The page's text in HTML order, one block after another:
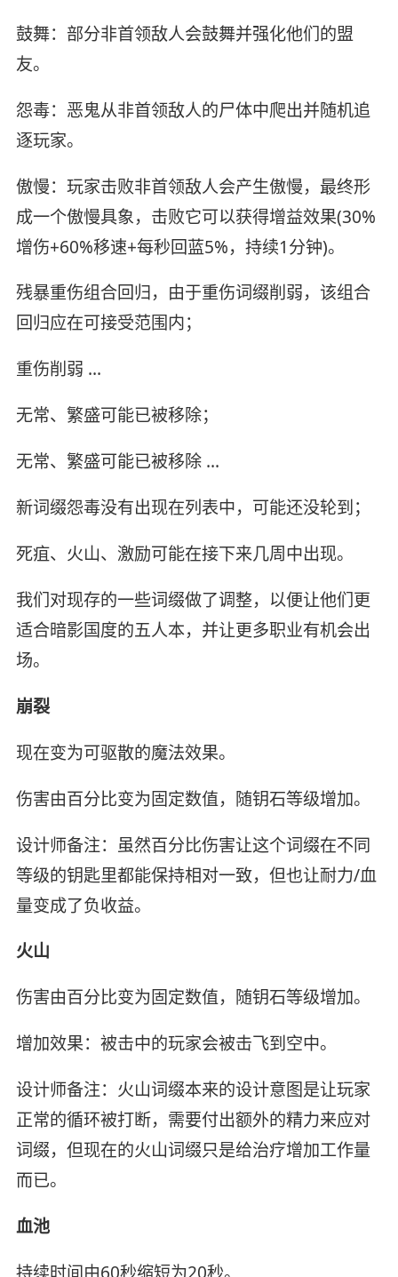
鼓舞：部分非首领敌人会鼓舞并强化他们的盟
友。
怨毒：恶鬼从非首领敌人的尸体中爬出并随机追
逐玩家。
傲慢：玩家击败非首领敌人会产生傲慢，最终形
成一个傲慢具象，击败它可以获得增益效果(30%
增伤+60%移速+每秒回蓝5%，持续1分钟)。
残暴重伤组合回归，由于重伤词缀削弱，该组合
回归应在可接受范围内；
重伤削弱 ...
无常、繁盛可能已被移除；
无常、繁盛可能已被移除 ...
新词缀怨毒没有出现在列表中，可能还没轮到；
死疽、火山、激励可能在接下来几周中出现。
我们对现存的一些词缀做了调整，以便让他们更
适合暗影国度的五人本，并让更多职业有机会出
场。
崩裂
现在变为可驱散的魔法效果。
伤害由百分比变为固定数值，随钥石等级增加。
设计师备注：虽然百分比伤害让这个词缀在不同
等级的钥匙里都能保持相对一致，但也让耐力/血
量变成了负收益。
火山
伤害由百分比变为固定数值，随钥石等级增加。
增加效果：被击中的玩家会被击飞到空中。
设计师备注：火山词缀本来的设计意图是让玩家
正常的循环被打断，需要付出额外的精力来应对
词缀，但现在的火山词缀只是给治疗增加工作量
而已。
血池